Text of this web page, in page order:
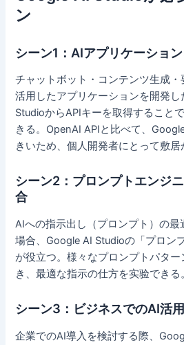
ン
シーン1：AIアプリケーショ
チャットボット・コンテンツ生成
活用したアプリケーションを開発
StudioからAPIキーを取得すること
きる。OpenAI APIと比べて、
きいため、個人開発者にとって敷居
シーン2：プロンプトエンジ
合
AIへの指示出し（プロンプト）の最
場合、Google AI Studioの「プロン
が役立つ。様々なプロンプトパタ
き、最適な指示の仕方を实验できる
シーン3：ビジネスでのAI活
企業でのAI導入を検討する際、